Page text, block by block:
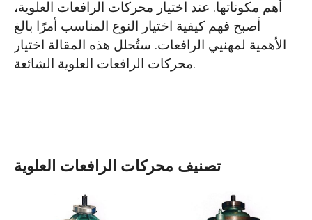
أهم مكوناتها. عند اختيار محركات الرافعات العلوية،
أصبح فهم كيفية اختيار النوع المناسب أمرًا بالغ
الأهمية لمهنيي الرافعات. ستُحلل هذه المقالة اختيار
محركات الرافعات العلوية الشائعة.
تصنيف محركات الرافعات العلوية